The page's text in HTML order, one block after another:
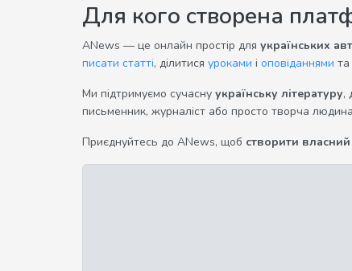
Для кого створена
ANews — це онлайн простір для українських
писати статті, ділитися уроками і оповіданнями та
Ми підтримуємо сучасну українську літературу,
письменник, журналіст або просто творча
Приєднуйтесь до ANews, щоб створити